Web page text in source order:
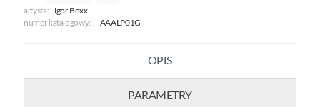
artysta:
Igor Boxx
numer katalogowy:
AAALP01G
OPIS
PARAMETRY